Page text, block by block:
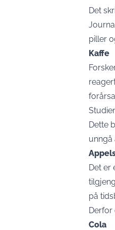
Det
piller
Kaffe
Dette
unngå
Det er
på
Derfor
Cola